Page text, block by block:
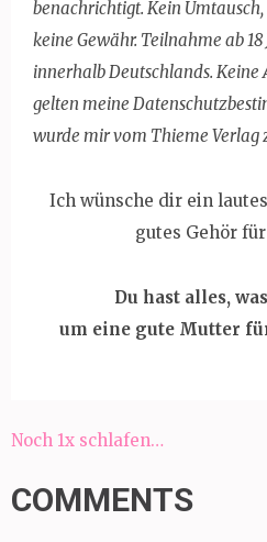
benachrichtigt. Kein
keine Gewähr. Teilnahme ab
innerhalb Deutschlands. Keine
gelten meine
wurde mir vom Thieme Verlag
Ich wünsche dir ein
gutes Gehör
Du hast alles,
um eine gute Mutter
Beitragsnavigation
Noch 1x schlafen…
COMMENTS